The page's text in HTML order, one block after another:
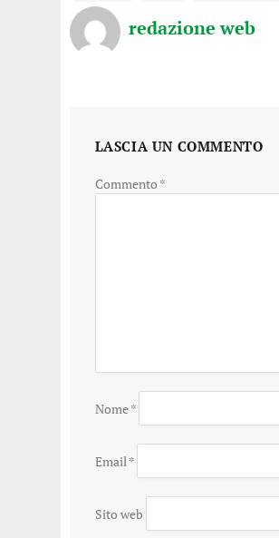
redazione web
LASCIA UN COMMENTO
Commento *
Nome*
Email *
Sito web